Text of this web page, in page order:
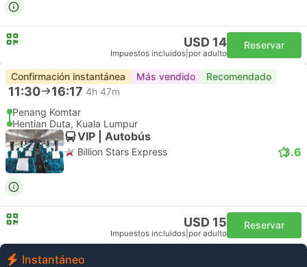
USD 14
Impuestos incluidos por adulto
Reservar
Confirmación instantánea Más vendido Recomendado
11:30 16:17 4h 47m
Penang Komtar
Hentian Duta, Kuala Lumpur
VIP | Autobús
Billion Stars Express 3.6
USD 15
Impuestos incluidos por adulto
Reservar
Instantáneo